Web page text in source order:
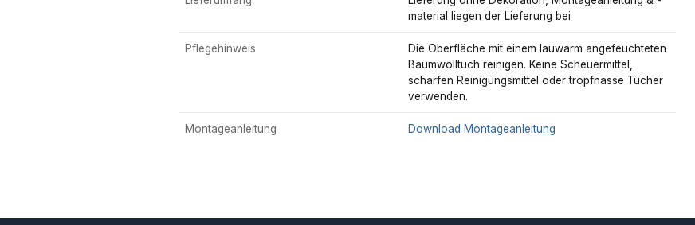
material liegen der Lieferung bei
Pflegehinweis
Die Oberfläche mit einem lauwarm angefeuchteten
Baumwolltuch reinigen. Keine Scheuermittel,
scharfen Reinigungsmittel oder tropfnasse Tücher
verwenden.
Montageanleitung Download Montageanleitung